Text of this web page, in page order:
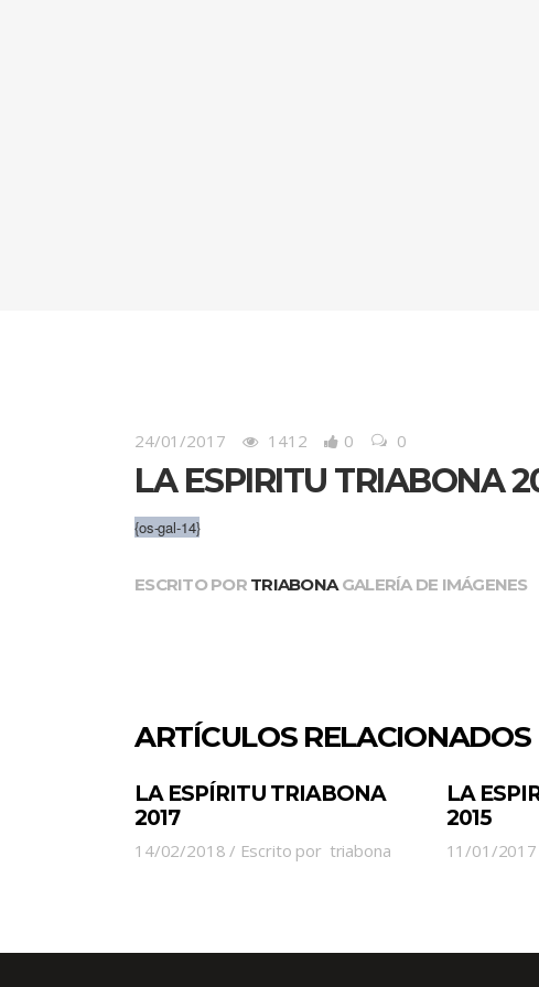
24/01/2017 1412 0 0
LA ESPIRITU TRIABONA
{os-gal-14}
ESCRITO POR TRIABONA GALERÍA DE IMÁGENES
ARTÍCULOS RELACIONADOS
LA ESPÍRITU TRIABONA
2017
14/02/2018 Escrito por triabona
LA
2015
11/01/2017